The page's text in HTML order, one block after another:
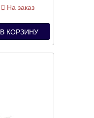
На заказ
В КОРЗИНУ